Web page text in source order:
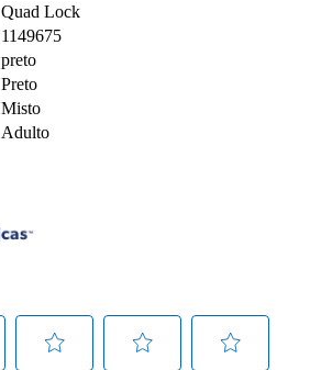
Quad Lock
1149675
preto
Preto
Misto
Adulto